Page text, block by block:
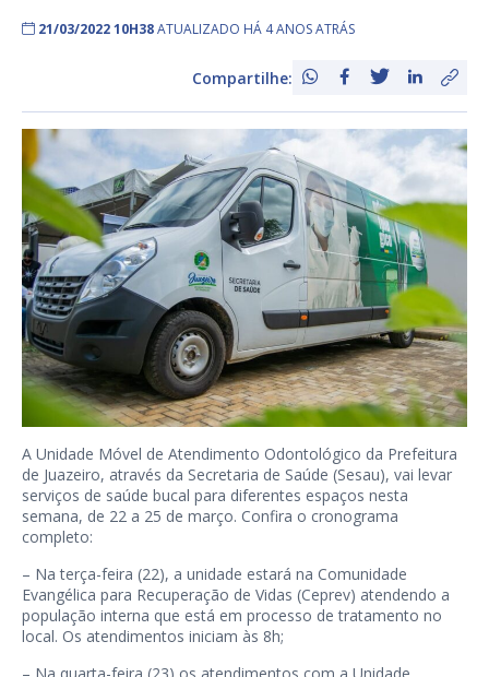
21/03/2022 10H38ATUALIZADO HÁ 4 ANOS ATRÁS
Compartilhe:
A Unidade Móvel de Atendimento Odontológico da Prefeitura
de Juazeiro, através da Secretaria de Saúde (Sesau), vai levar
serviços de saúde bucal para diferentes espaços nesta
semana, de 22 a 25 de março. Confira o cronograma
completo:
– Na terça-feira (22), a unidade estará na Comunidade
Evangélica para Recuperação de Vidas (Ceprev) atendendo a
população interna que está em processo de tratamento no
local. Os atendimentos iniciam às 8h;
– Na quarta-feira (23) os atendimentos com a Unidade